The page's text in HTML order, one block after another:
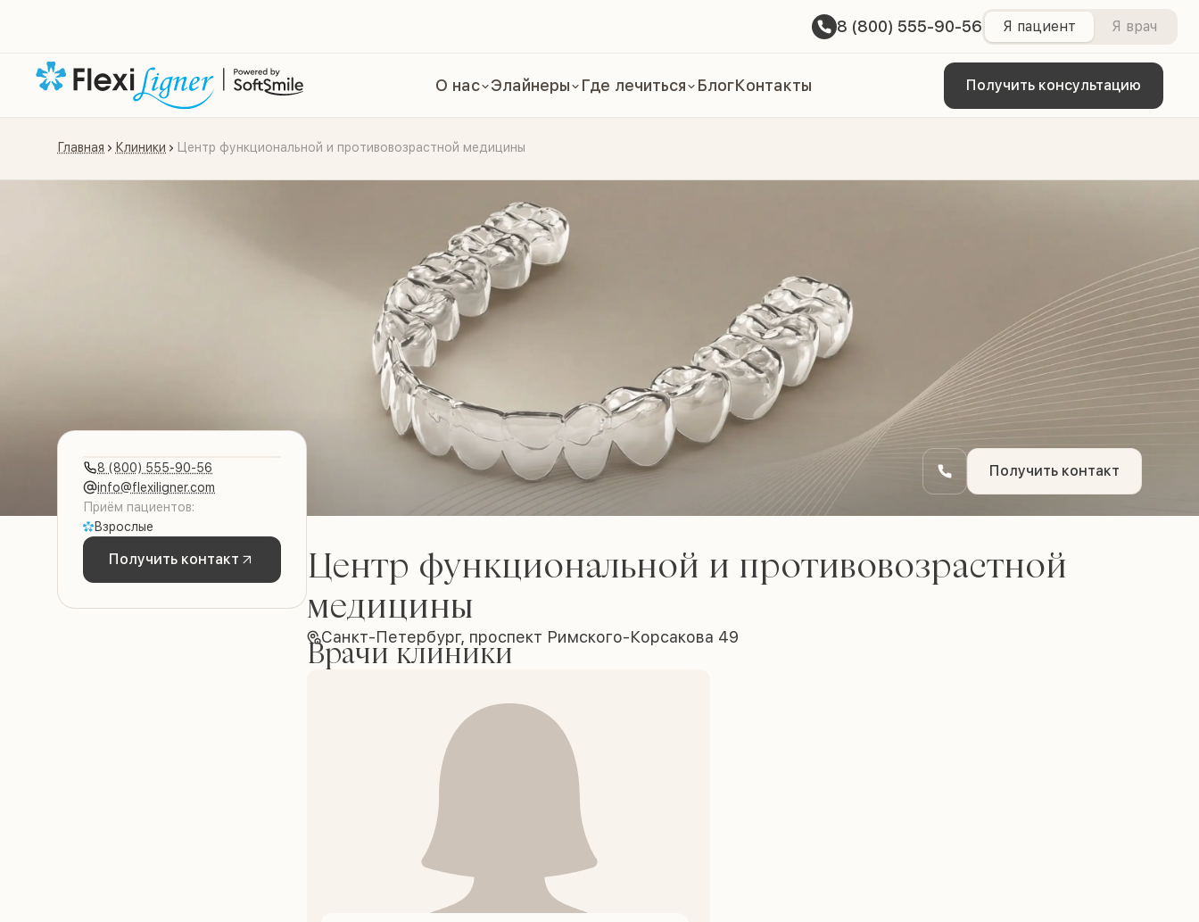
8 (800) 555-90-56 Я пациент Я врач
О нас Элайнеры Где лечиться БлогКонтакты Получить консультацию
Главная Клиники Центр функциональной и противовозрастной медицины
Получить контакт
8 (800) 555-90-56
info@flexiligner.com
Приём пациентов:
Взрослые
Получить контакт
Центр функциональной и противовозрастной
медицины
Санкт-Петербург, проспект Римского-Корсакова 49
Врачи клиники